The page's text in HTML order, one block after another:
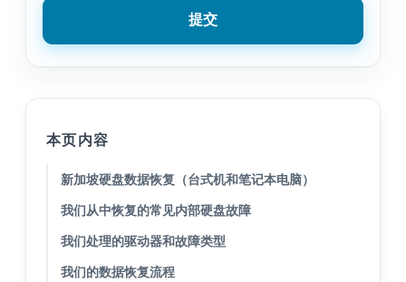
提交
本页内容
新加坡硬盘数据恢复（台式机和笔记本电脑）
我们从中恢复的常见内部硬盘故障
我们处理的驱动器和故障类型
我们的数据恢复流程